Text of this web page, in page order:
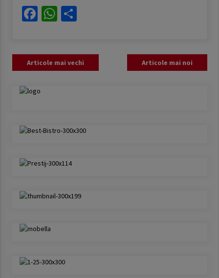
Facebook
WhatsApp
Partajează
Navigare
articole
Articole mai vechi Articole mai noi